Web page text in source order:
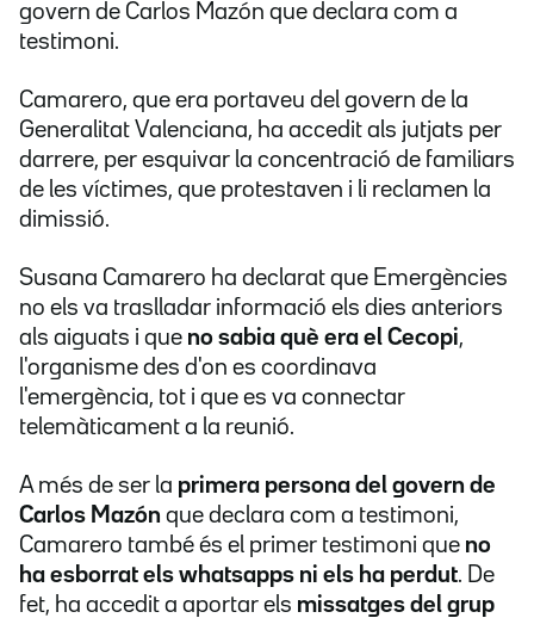
govern de Carlos Mazón que declara com a
testimoni.
Camarero, que era portaveu del govern de la
Generalitat Valenciana, ha accedit als jutjats per
darrere, per esquivar la concentració de familiars
de les víctimes, que protestaven i li reclamen la
dimissió.
Susana Camarero ha declarat que Emergències
no els va traslladar informació els dies anteriors
als aiguats i que no sabia què era el Cecopi,
l'organisme des d'on es coordinava
l'emergència, tot i que es va connectar
telemàticament a la reunió.
A més de ser la primera persona del govern de
Carlos Mazón que declara com a testimoni,
Camarero també és el primer testimoni que no
ha esborrat els whatsapps ni els ha perdut. De
fet, ha accedit a aportar els missatges del grup